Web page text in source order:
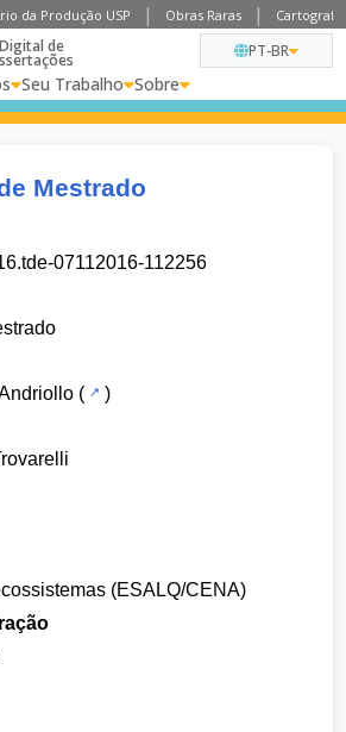
da Produção USP Obras Raras
de
Seu Trabalho Sobre
PT-BR
Mestrado
07112016-112256
(
)
(ESALQ/CENA)